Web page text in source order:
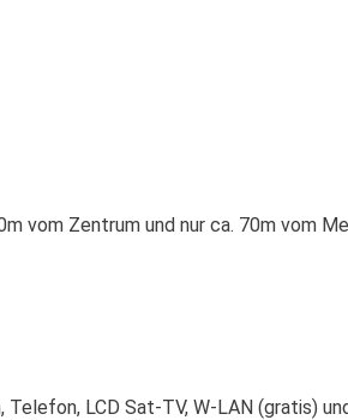
vom Zentrum und nur ca. 70m vom
LCD Sat-TV, W-LAN (gratis)